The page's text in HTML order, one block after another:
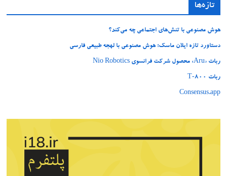
تازه‌ها
هوش مصنوعی با تنش‌های اجتماعی چه می‌کند؟
دستاورد تازه ایلان ماسک؛ هوش مصنوعی با لهجه طبیعی فارسی
ربات «Aru» محصول شرکت فرانسوی Nio Robotics
ربات T‑800
Consensus.app